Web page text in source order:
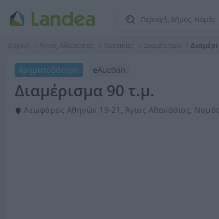
Αρχική Άγιος Αθανάσιος Κατοικίες Διαμέρισμα
Χρηματοδότηση eAuction
Διαμέρισμα 90 τ.μ.
Λεωφόρος Αθηνών 19-21, Άγιος Αθανάσιος,